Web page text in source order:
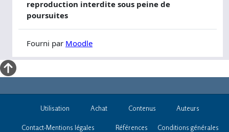
Utilisation Achat Contenus Auteurs
Contact-Mentions légales Références Conditions générales